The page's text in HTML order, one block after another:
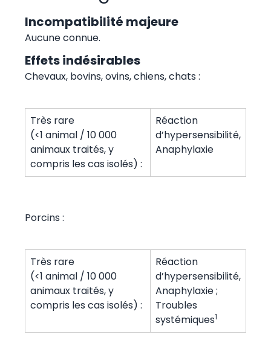
Incompatibilité majeure
Aucune connue.
Effets indésirables
Chevaux, bovins, ovins, chiens, chats :
Très rare
(<1 animal / 10 000
animaux traités, y
compris les cas isolés) :
Réaction
d’hypersensibilité,
Anaphylaxie
Porcins :
Très rare
(<1 animal / 10 000
animaux traités, y
compris les cas isolés) :
Réaction
d’hypersensibilité,
Anaphylaxie ;
Troubles
systémiques1